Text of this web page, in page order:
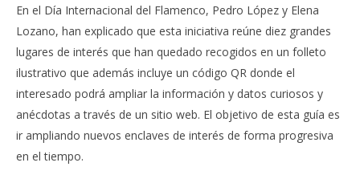
En el Día Internacional del Flamenco, Pedro López y Elena
Lozano, han explicado que esta iniciativa reúne diez grandes
lugares de interés que han quedado recogidos en un folleto
ilustrativo que además incluye un código QR donde el
interesado podrá ampliar la información y datos curiosos y
anécdotas a través de un sitio web. El objetivo de esta guía es
ir ampliando nuevos enclaves de interés de forma progresiva
en el tiempo.